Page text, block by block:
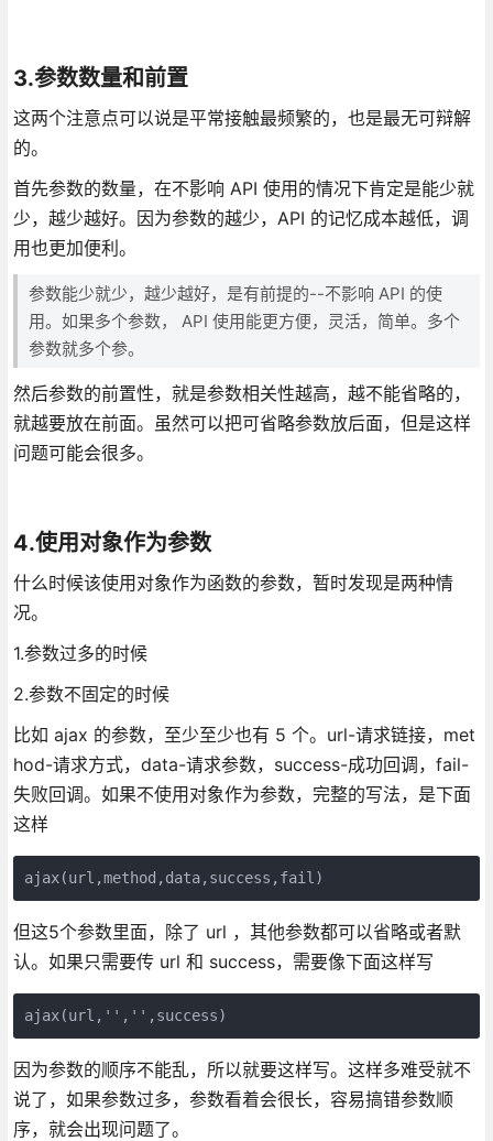
3.参数数量和前置
这两个注意点可以说是平常接触最频繁的，也是最无可辩解
的。
首先参数的数量，在不影响 API 使用的情况下肯定是能少就
少，越少越好。因为参数的越少，API 的记忆成本越低，调
用也更加便利。
参数能少就少，越少越好，是有前提的--不影响 API 的使
用。如果多个参数， API 使用能更方便，灵活，简单。多个
参数就多个参。
然后参数的前置性，就是参数相关性越高，越不能省略的，
就越要放在前面。虽然可以把可省略参数放后面，但是这样
问题可能会很多。
4.使用对象作为参数
什么时候该使用对象作为函数的参数，暂时发现是两种情
况。
1.参数过多的时候
2.参数不固定的时候
比如 ajax 的参数，至少至少也有 5 个。url-请求链接，met
hod-请求方式，data-请求参数，success-成功回调，fail-
失败回调。如果不使用对象作为参数，完整的写法，是下面
这样
ajax(url,method,data,success,fail)
但这5个参数里面，除了 url ，其他参数都可以省略或者默
认。如果只需要传 url 和 success，需要像下面这样写
ajax(url,'','',success)
因为参数的顺序不能乱，所以就要这样写。这样多难受就不
说了，如果参数过多，参数看着会很长，容易搞错参数顺
序，就会出现问题了。